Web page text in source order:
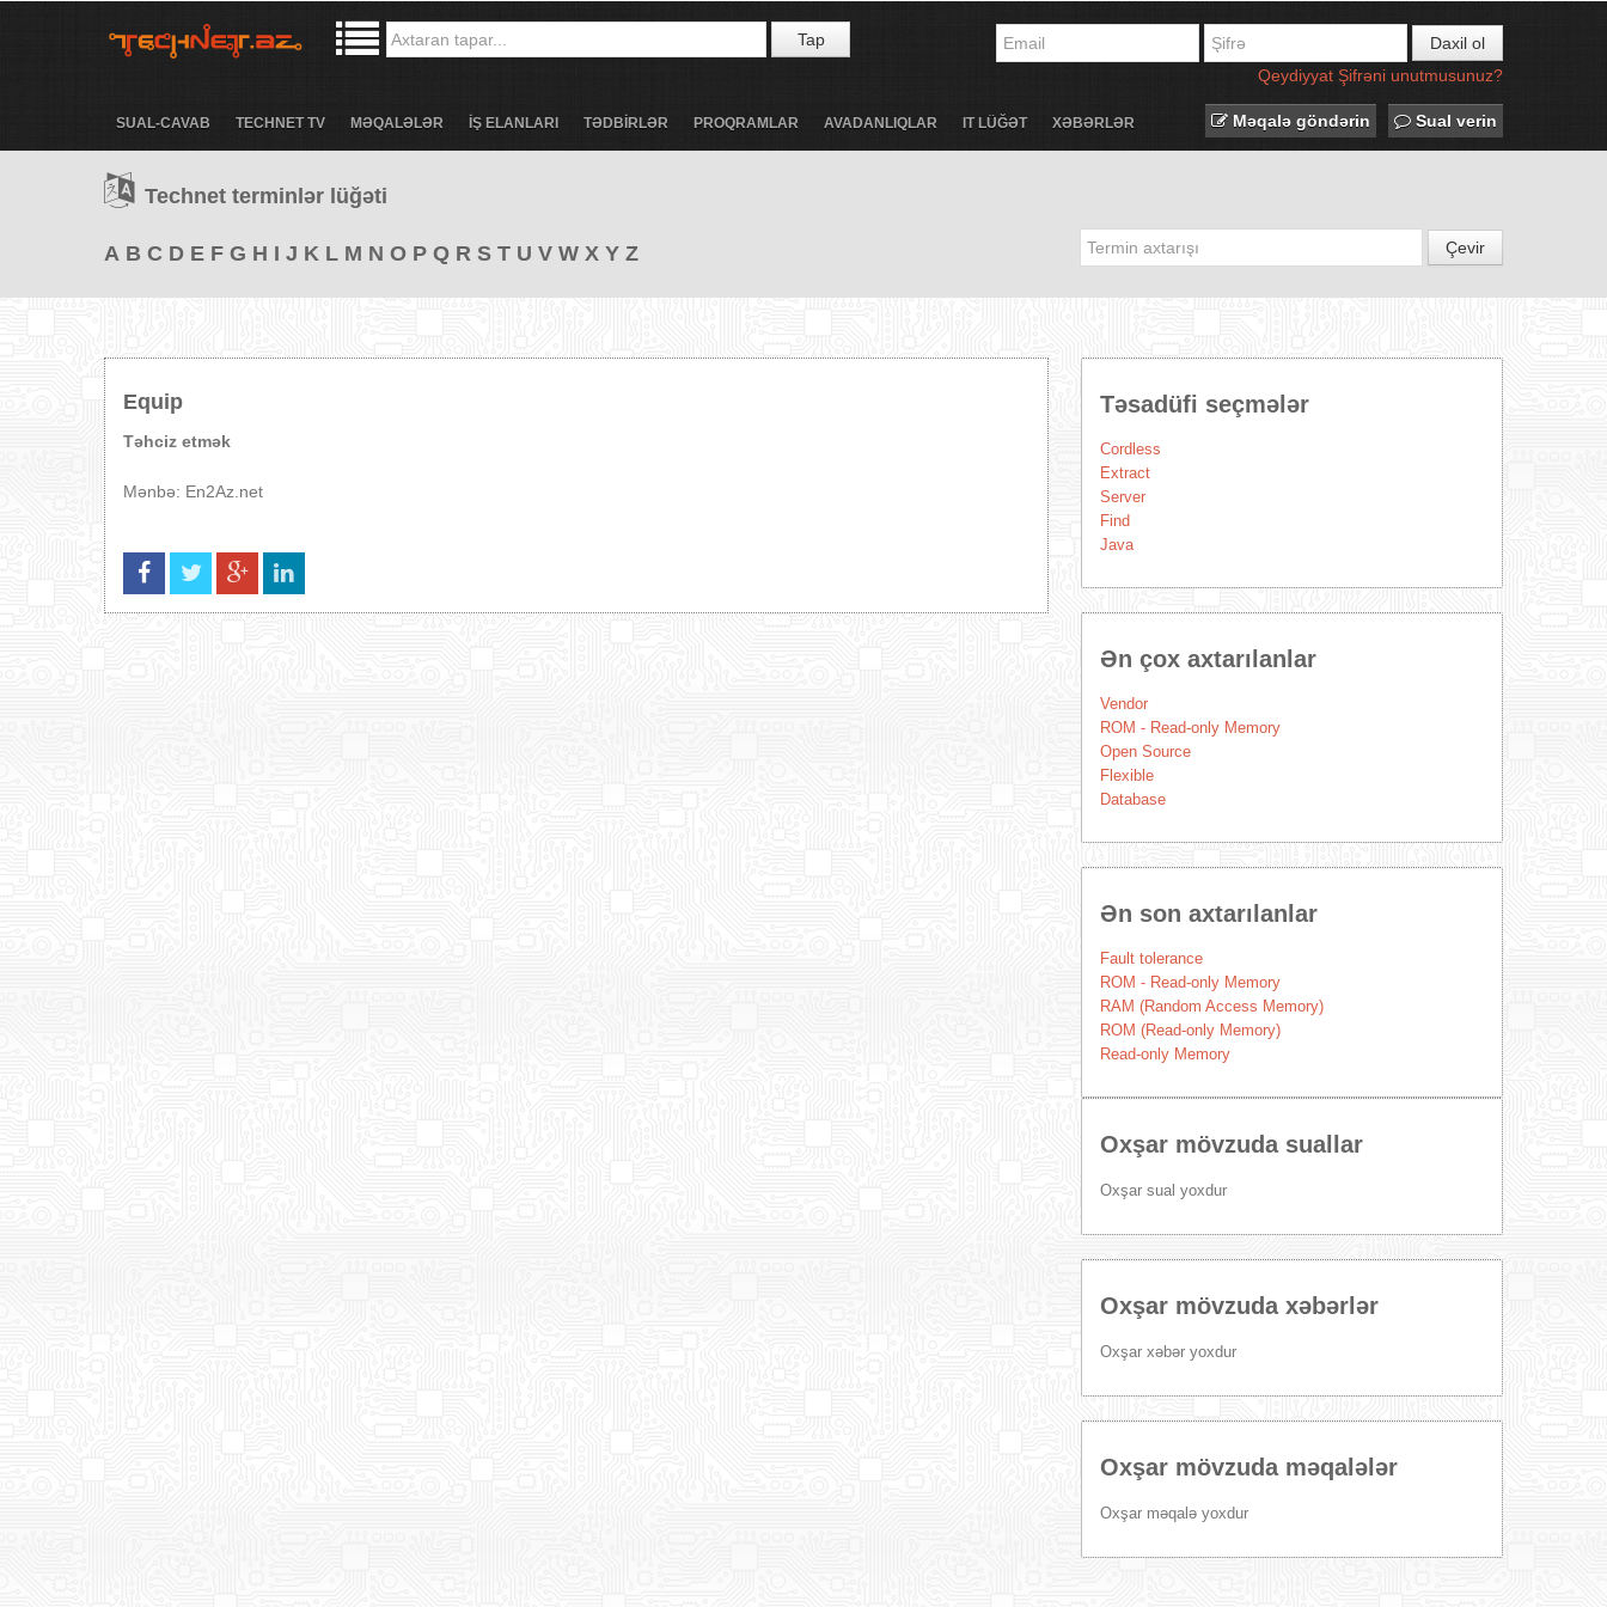
Tap
Daxil ol
Qeydiyyat Şifrəni unutmusunuz?
SUAL-CAVAB TECHNET TV MƏQALƏLƏR İŞ ELANLARI TƏDBİRLƏR PROQRAMLAR AVADANLIQLAR IT LÜĞƏT XƏBƏRLƏR Məqalə göndərin Sual verin
Technet terminlər lüğəti
A B C D E F G H I J K L M N O P Q R S T U V W X Y Z Çevir
Equip
Təhciz etmək
Mənbə: En2Az.net
Təsadüfi seçmələr
Cordless
Extract
Server
Find
Java
Ən çox axtarılanlar
Vendor
ROM - Read-only Memory
Open Source
Flexible
Database
Ən son axtarılanlar
Fault tolerance
ROM - Read-only Memory
RAM (Random Access Memory)
ROM (Read-only Memory)
Read-only Memory
Oxşar mövzuda suallar
Oxşar sual yoxdur
Oxşar mövzuda xəbərlər
Oxşar xəbər yoxdur
Oxşar mövzuda məqalələr
Oxşar məqalə yoxdur